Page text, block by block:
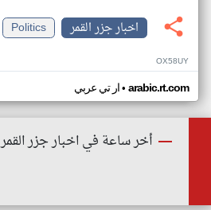
اخبار جزر القمر
Politics
OX58UY
ار تي عربي• arabic.rt.com
أخر ساعة في اخبار جزر القمر